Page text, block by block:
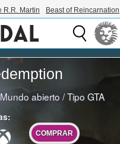
R.R. Martin Beast of Reincarnation
Mundo abierto /Tipo GTA
COMPRAR